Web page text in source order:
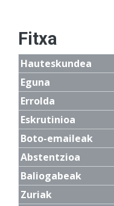
Fitxa
Hauteskundea
Eguna
Errolda
Eskrutinioa
Boto-emaileak
Abstentzioa
Baliogabeak
Zuriak